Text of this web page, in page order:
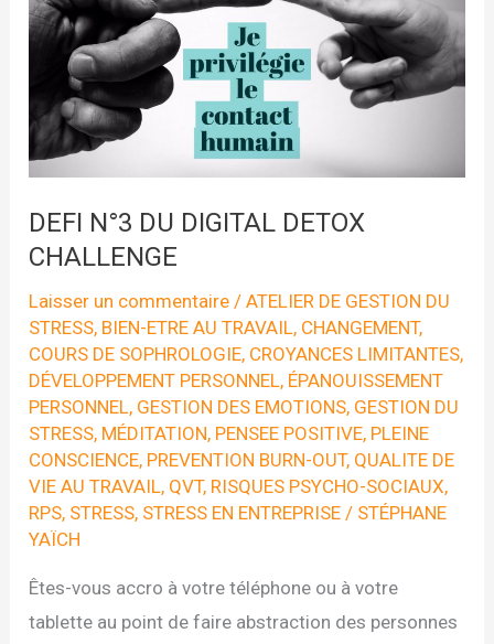
DEFI N°3 DU DIGITAL DETOX
CHALLENGE
Laisser un commentaire /ATELIER DE GESTION DU
STRESS, BIEN-ETRE AU TRAVAIL, CHANGEMENT,
COURS DE SOPHROLOGIE, CROYANCES LIMITANTES,
DÉVELOPPEMENT PERSONNEL, ÉPANOUISSEMENT
PERSONNEL, GESTION DES EMOTIONS, GESTION DU
STRESS, MÉDITATION, PENSEE POSITIVE, PLEINE
CONSCIENCE, PREVENTION BURN-OUT, QUALITE DE
VIE AU TRAVAIL, QVT, RISQUES PSYCHO-SOCIAUX,
RPS, STRESS, STRESS EN ENTREPRISE / STÉPHANE
YAÏCH
Êtes-vous accro à votre téléphone ou à votre
tablette au point de faire abstraction des personnes